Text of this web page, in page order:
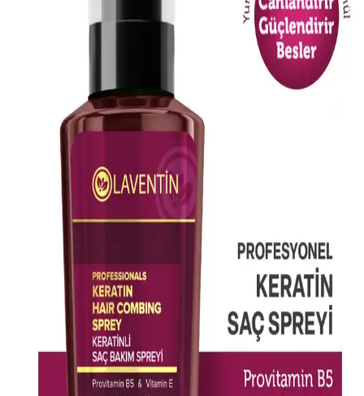
Dermokil Kil, Argan ve Bitkisel Keratan İçeren Saç
Maskesi: Doğal ve Güçlendirici Bakım Çözümü
Doğal içeriklerle formüle edilen Dermokil Kil, Argan ve Bitkisel
Keratan saç maskesi, tüm saç tiplerine uygun olup, saçlara güç,
parlaklık ve yumuşaklık sağlar, düzenli kullanımda saç sağlığını
L'Oréal Professionnel Absolut Repair Maske
Yıpranmış Saçlar İçin Yoğun Onarım Sağlar
Yıpranmış ve kimyasal işlemler görmüş saçlar için tasarlanan
L'Oréal Professionnel Absolut Repair maskesi, saçları derinlemesine
onarır, parlaklık kazandırır ve kolay taranmasını sağlar.
Arifoğlu Hint Yağı 50ml Doğal Cilt ve Saç
Bakımında Kullanılan Bitkisel Yağ
Arifoğlu Hint Yağı, %100 doğal, soğuk sıkım bitkisel içerik ile cilt
ve saç bakımında onarıcı ve nemlendirici etkiler sağlar, hijyenik
damlalıkla kullanım kolaylığı sunar.
Akınca Küllü Gri Saç Rengi: Modern ve Şık Bir
Görünüm İçin Bilmeniz Gerekenler